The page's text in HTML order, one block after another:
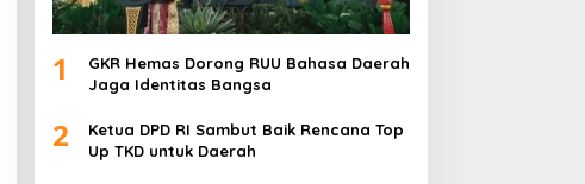
1
GKR Hemas Dorong RUU Bahasa Daerah
Jaga Identitas Bangsa
2
Ketua DPD RI Sambut Baik Rencana Top
Up TKD untuk Daerah